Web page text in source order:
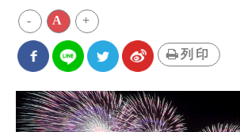
- A +
列印